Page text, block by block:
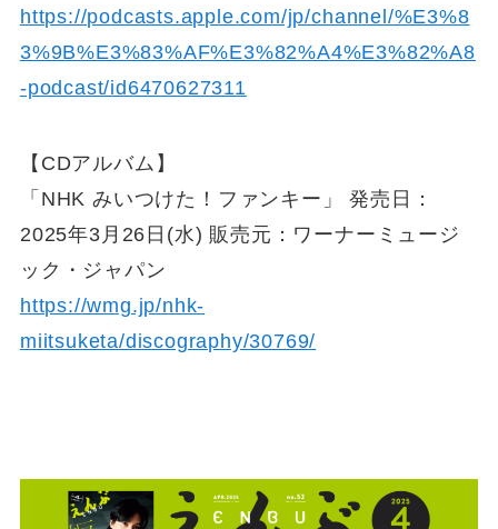
https://podcasts.apple.com/jp/channel/%E3%8
3%9B%E3%83%AF%E3%82%A4%E3%82%A8
-podcast/id6470627311
【CDアルバム】
「NHK みいつけた！ファンキー」 発売日：
2025年3月26日(水) 販売元：ワーナーミュージ
ック・ジャパン
https://wmg.jp/nhk-
miitsuketa/discography/30769/